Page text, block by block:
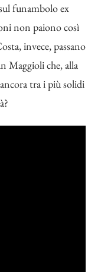
funambolo ex
non paiono così
invece, passano
Maggioli che, alla
tra i più solidi